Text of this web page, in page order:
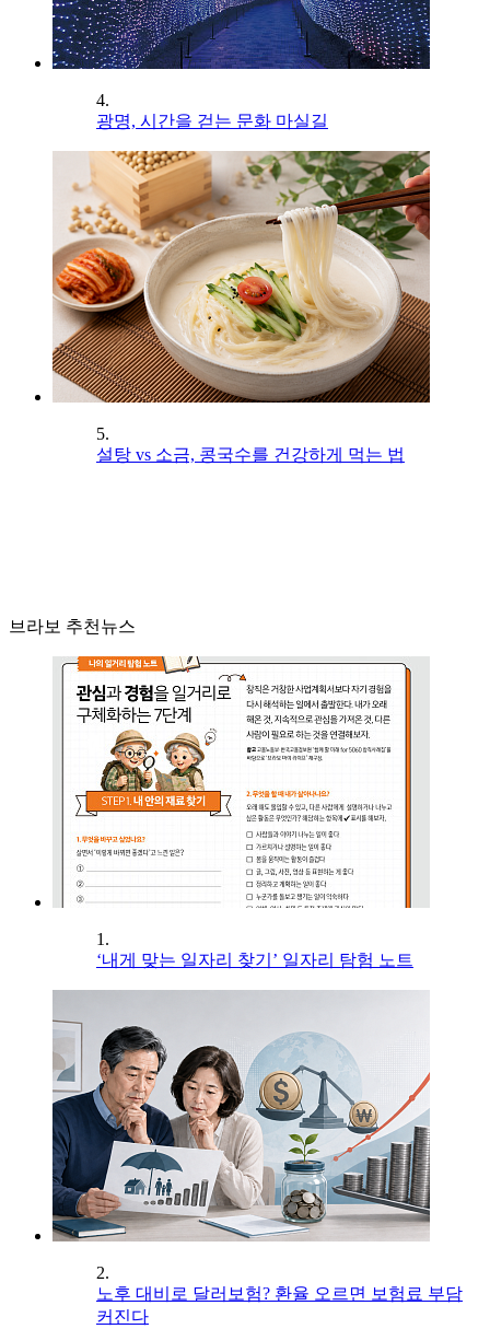
4.
광명, 시간을 걷는 문화 마실길
5.
설탕 vs 소금, 콩국수를 건강하게 먹는 법
브라보 추천뉴스
1.
‘내게 맞는 일자리 찾기’ 일자리 탐험 노트
2.
노후 대비로 달러보험? 환율 오르면 보험료 부담
커진다